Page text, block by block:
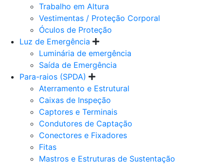
Trabalho em Altura
Vestimentas / Proteção Corporal
Óculos de Proteção
Luz de Emergência
Luminária de emergência
Saída de Emergência
Para-raios (SPDA)
Aterramento e Estrutural
Caixas de Inspeção
Captores e Terminais
Condutores de Captação
Conectores e Fixadores
Fitas
Mastros e Estruturas de Sustentação